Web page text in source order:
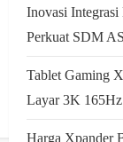
Inovasi
Perkuat SDM
Tablet Gaming
Layar 3K 165Hz
Harga Xpander